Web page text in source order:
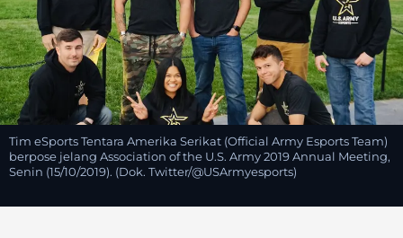
Tim eSports Tentara Amerika Serikat (Official Army Esports Team)
berpose jelang Association of the U.S. Army 2019 Annual Meeting,
Senin (15/10/2019). (Dok. Twitter/@USArmyesports)